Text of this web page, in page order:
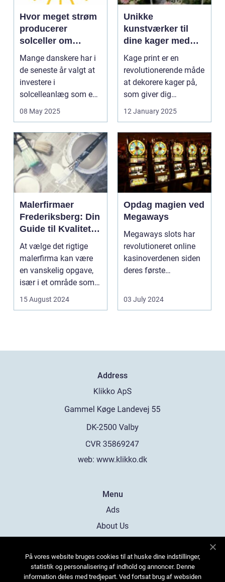
Hvor meget strøm
producerer
solceller om
vinteren?
Mange danskere har i
de seneste år valgt at
investere i
solcelleanlæg som en
bæred...
08 May 2025
Unikke
kunstværker til
dine kager med
kage print
Kage print er en
revolutionerende måde
at dekorere kager på,
som giver dig
mulighed for ...
12 January 2025
Malerfirmaer
Frederiksberg: Din
Guide til Kvalitet
og Service
At vælge det rigtige
malerfirma kan være
en vanskelig opgave,
især i et område som
Frederiksberg, hv...
15 August 2024
Opdag magien ved
Megaways
Megaways slots har
revolutioneret online
kasinoverdenen siden
deres første
spillea...
03 July 2024
Address
web: www.klikko.dk
Menu
Ads
About Us
Contact
Sitemap
På vores website bruges cookies til at huske dine indstillinger,
statistik og personalisering af indhold og annoncer. Denne
information deles med tredjepart. Ved fortsat brug af websiden